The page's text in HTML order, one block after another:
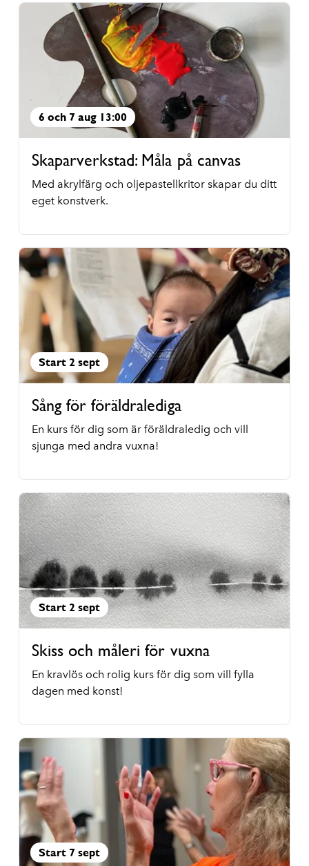
6 och 7 aug 13:00
Skaparverkstad: Måla på canvas
Med akrylfärg och oljepastellkritor skapar du ditt
eget konstverk.
Start 2 sept
Sång för föräldralediga
En kurs för dig som är föräldraledig och vill
sjunga med andra vuxna!
Start 2 sept
Skiss och måleri för vuxna
En kravlös och rolig kurs för dig som vill fylla
dagen med konst!
Start 7 sept